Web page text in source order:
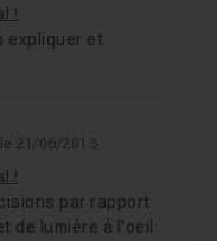
!
expliquer et
21/06/2013
!
par rapport
de lumière à l'oeil